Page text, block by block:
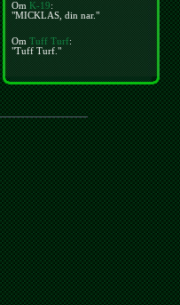
OmK-19:
"MICKLAS, din nar."
OmTuff Turf:
"Tuff Turf."